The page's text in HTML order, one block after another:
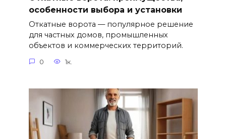
особенности выбора и установки
Откатные ворота — популярное решение
для частных домов, промышленных
объектов и коммерческих территорий.
0 1к.